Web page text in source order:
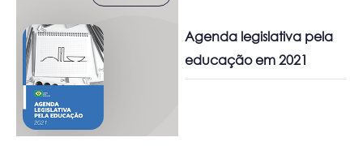
Agenda legislativa pela
educação em 2021